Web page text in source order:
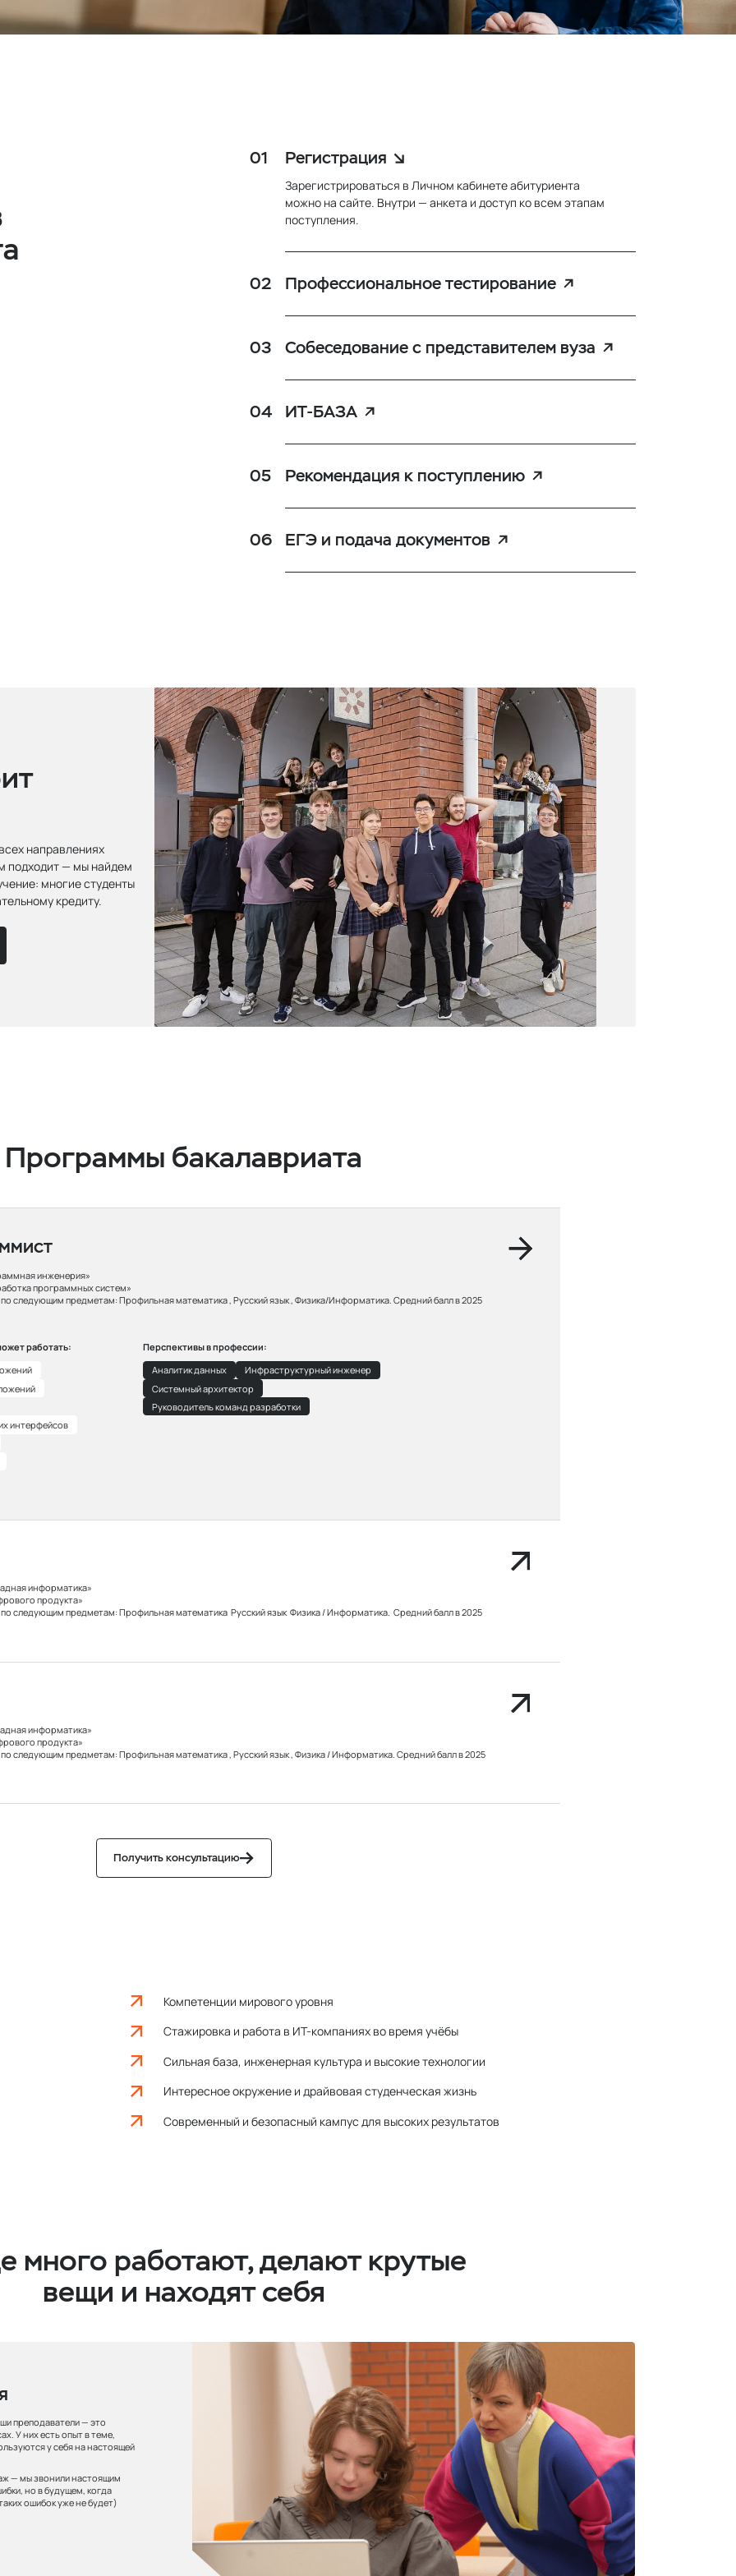
Регистрация
Зарегистрироваться в Личном кабинете абитуриента
можно на сайте. Внутри — анкета и доступ ко всем этапам
поступления.
Профессиональное тестирование
Собеседование с представителем вуза
ИТ-БАЗА
Рекомендация к поступлению
ЕГЭ и подача документов
направлениях
подходит — мы найдем
многие студенты
кредиту.
Программы бакалавриата
инженерия»
программных систем»
по следующим предметам:Профильная математика , Русский язык , Физика/Информатика. Средний балл в 2025
работать:
интерфейсов
Перспективы в профессии:
Аналитик данных
Инфраструктурный инженер
Системный архитектор
Руководитель команд разработки
информатика»
продукта»
по следующим предметам:Профильная математика Русский язык Физика / Информатика. Средний балл в 2025
дизайнером
Бренд-дизайнер
Бренд-директор
информатика»
продукта»
по следующим предметам:Профильная математика , Русский язык , Физика / Информатика. Средний балл в 2025
Руководитель команды маркетинга
Бренд-директор
Креативный директор
Пиар директор
Директор по маркетингу
Менеджер продукта
Получить консультацию
Компетенции мирового уровня
Стажировка и работа в ИТ-компаниях во время учёбы
Сильная база, инженерная культура и высокие технологии
Интересное окружение и драйвовая студенческая жизнь
Современный и безопасный кампус для высоких результатов
много работают, делают крутые
вещи и находят себя
преподаватели — это
У них есть опыт в теме,
у себя на настоящей
— мы звонили настоящим
но в будущем, когда
ошибок уже не будет)